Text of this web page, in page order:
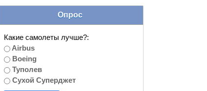
Опрос
Какие самолеты лучше?:
Airbus
Boeing
Туполев
Сухой Суперджет